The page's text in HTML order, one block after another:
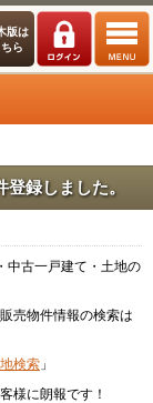
版は
ら
録しました。
中古一戸建て・土地の
売物件情報の検索は
検索 」
様に朗報です！